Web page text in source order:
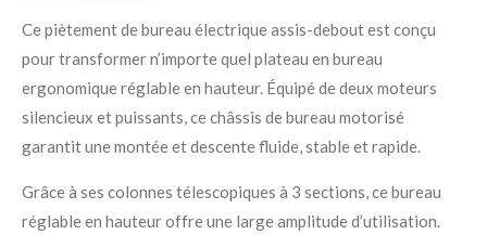
Ce piètement de bureau électrique assis-debout est conçu
pour transformer n’importe quel plateau en bureau
ergonomique réglable en hauteur. Équipé de deux moteurs
silencieux et puissants, ce châssis de bureau motorisé
garantit une montée et descente fluide, stable et rapide.
Grâce à ses colonnes télescopiques à 3 sections, ce bureau
réglable en hauteur offre une large amplitude d’utilisation.